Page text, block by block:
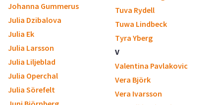
Johanna Gummerus
Julia Dzibalova
Julia Ek
Julia Larsson
Julia Liljeblad
Julia Operchal
Julia Sörefelt
Tuva Rydell
Tuwa Lindbeck
Tyra Yberg
V
Valentina Pavlakovic
Vera Björk
Vera Ivarsson